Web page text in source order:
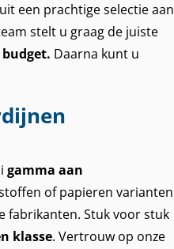
een prachtige selectie aan
stelt u graag de juiste
Daarna kunt u
gamma aan
of papieren varianten
fabrikanten. Stuk voor stuk
klasse. Vertrouw op onze